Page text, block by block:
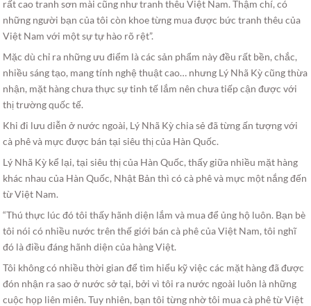
rất cao tranh sơn mài cũng như tranh thêu Việt Nam. Thậm chí, có
những người bạn của tôi còn khoe từng mua được bức tranh thêu của
Việt Nam với một sự tự hào rõ rệt”.
Mặc dù chỉ ra những ưu điểm là các sản phẩm này đều rất bền, chắc,
nhiều sáng tạo, mang tính nghệ thuật cao… nhưng Lý Nhã Kỳ cũng thừa
nhận, mặt hàng chưa thực sự tinh tế lắm nên chưa tiếp cận được với
thị trường quốc tế.
Khi đi lưu diễn ở nước ngoài, Lý Nhã Kỳ chia sẻ đã từng ấn tượng với
cà phê và mực được bán tại siêu thị của Hàn Quốc.
Lý Nhã Kỳ kể lại, tại siêu thị của Hàn Quốc, thấy giữa nhiều mặt hàng
khác nhau của Hàn Quốc, Nhật Bản thì có cà phê và mực một nắng đến
từ Việt Nam.
“Thú thực lúc đó tôi thấy hãnh diện lắm và mua để ủng hộ luôn. Bạn bè
tôi nói có nhiều nước trên thế giới bán cà phê của Việt Nam, tôi nghĩ
đó là điều đáng hãnh diện của hàng Việt.
Tôi không có nhiều thời gian để tìm hiểu kỹ việc các mặt hàng đã được
đón nhận ra sao ở nước sở tại, bởi vì tôi ra nước ngoài luôn là những
cuộc họp liên miên. Tuy nhiên, bạn tôi từng nhờ tôi mua cà phê từ Việt